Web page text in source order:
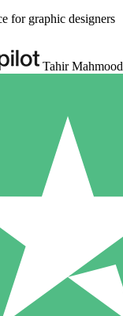
for graphic designers
Tahir Mahmood